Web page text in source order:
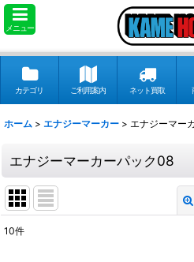
メニュー
カテゴリ ご利用案内 ネット買取
ホーム > エナジーマーカー > エナジーマー
エナジーマーカーパック08
10件